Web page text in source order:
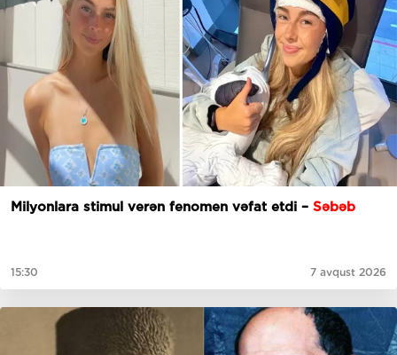
Milyonlara stimul verən fenomen vəfat etdi – Səbəb
15:30 7 avqust 2026